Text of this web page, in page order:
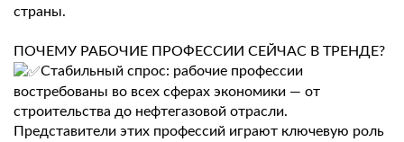
страны.
ПОЧЕМУ РАБОЧИЕ ПРОФЕССИИ СЕЙЧАС В ТРЕНДЕ?
Стабильный спрос: рабочие профессии
востребованы во всех сферах экономики — от
строительства до нефтегазовой отрасли.
Представители этих профессий играют ключевую роль